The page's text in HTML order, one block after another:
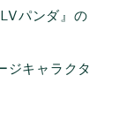
パンダ』の
ジキャラクタ